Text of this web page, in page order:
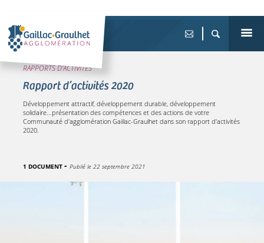
RAPPORTS D'ACTIVITÉS
Rapport d’activités 2020
Développement attractif, développement durable, développement
solidaire...présentation des compétences et des actions de votre
Communauté d'agglomération Gaillac-Graulhet dans son rapport d'activités
2020.
1 DOCUMENT Publié le 22 septembre 2021